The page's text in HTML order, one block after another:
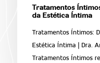
Tratamentos
da Estética Íntima
Tratamentos Íntimos:
Estética Íntima | Dra.
Tratamentos Íntimos